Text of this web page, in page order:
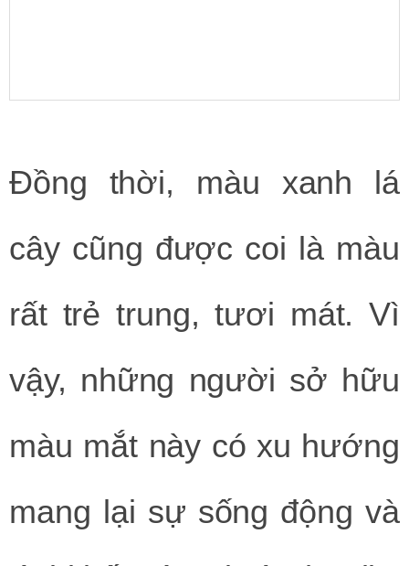
Đồng thời, màu xanh lá
cây cũng được coi là màu
rất trẻ trung, tươi mát. Vì
vậy, những người sở hữu
màu mắt này có xu hướng
mang lại sự sống động và